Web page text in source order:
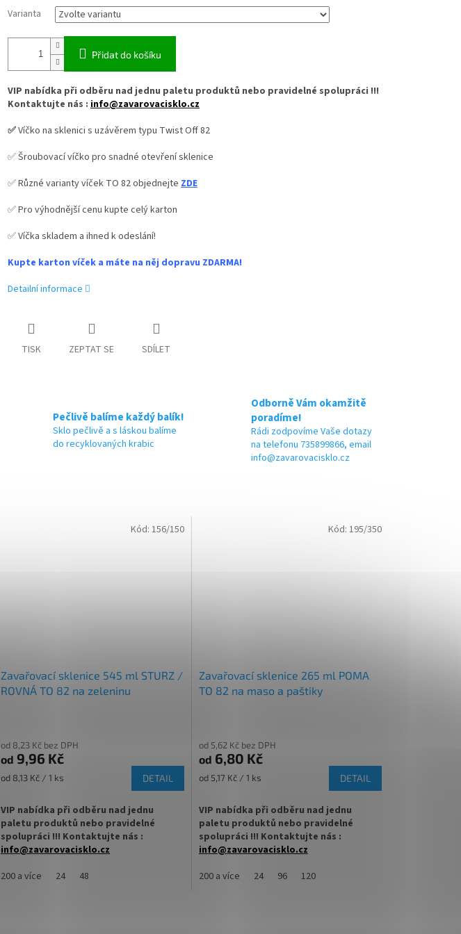
Varianta
Přidat do košíku
VIP nabídka při odběru nad jednu paletu produktů nebo pravidelné spolupráci !!!
Kontaktujte nás : info@zavarovacisklo.cz
✅Víčko na sklenici s uzávěrem typu Twist Off 82
✅ Šroubovací víčko pro snadné otevření sklenice
✅ Různé varianty víček TO 82 objednejte ZDE
✅ Pro výhodnější cenu kupte celý karton
✅ Víčka skladem a ihned k odeslání!
Kupte karton víček a máte na něj dopravu ZDARMA!
Detailní informace
TISK ZEPTAT SE SDÍLET
Pečlivě balíme každý balík!
Sklo pečlivě a s láskou balíme
do recyklovaných krabic
Odborně Vám okamžitě
poradíme!
Rádi zodpovíme Vaše dotazy
na telefonu 735899866, email
info@zavarovacisklo.cz
Zavařovací sklenice 545 ml STURZ /
ROVNÁ TO 82 na zeleninu
od 8,23 Kč bez DPH
od 9,96 Kč
Měrná
od 8,13 Kč / 1 ks DETAIL
VIP nabídka při odběru nad jednu
paletu produktů nebo pravidelné
spolupráci !!! Kontaktujte nás :
info@zavarovacisklo.cz
Zavařovací sklenice 545 STURZ / ROVNÁ ml
200 a více 24 48
Kód: 156/150
Zavařovací sklenice 265 ml POMA
TO 82 na maso a paštiky
od 5,62 Kč bez DPH
od 6,80 Kč
Měrná
od 5,17 Kč / 1 ks DETAIL
VIP nabídka při odběru nad jednu
paletu produktů nebo pravidelné
spolupráci !!! Kontaktujte nás :
info@zavarovacisklo.cz
Zavařovací sklenice 265 ml Twist Off TO 82
200 a více 24 96 120
Kód: 195/350